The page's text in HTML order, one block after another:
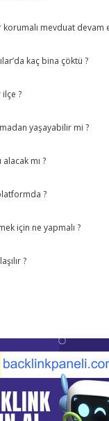
korumalı mevduat devam
kaç bina çöktü ?
?
yaşayabilir mi ?
mı ?
?
için ne yapmalı ?
?